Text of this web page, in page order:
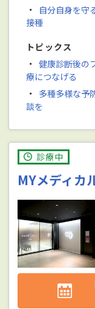
・
自分自身を守
接種
トピックス
・ 健康診断後の
療につなげる
・ 多種多様な予
談を
診療中
MYメディカ